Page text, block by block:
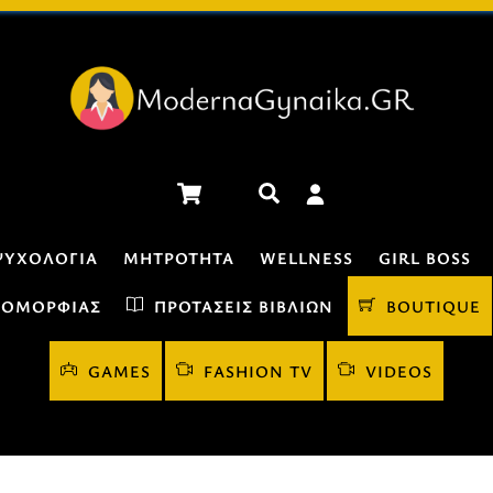
Cart Αναζήτηση
ΜΗΤΡΌΤΗΤΑ WELLNESS GIRL BOSS
ΟΜΟΡΦΙΆΣ ΠΡΟΤΆΣΕΙΣ ΒΙΒΛΊΩΝ BOUTIQUE
GAMES FASHION TV VIDEOS